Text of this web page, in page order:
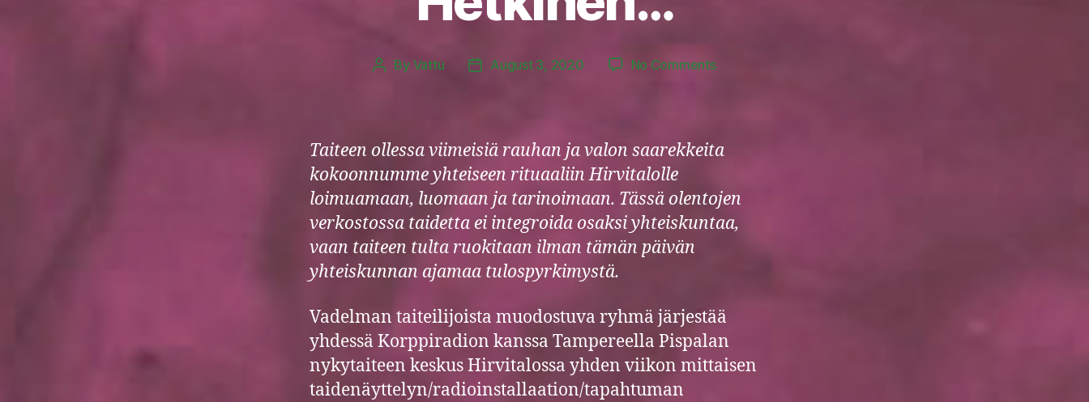
Post
By Vattu
PostAugust 3, 2020 No Commentson
Taiteen ollessa viimeisiä rauhan ja valon saarekkeita
kokoonnumme yhteiseen rituaaliin Hirvitalolle
loimuamaan, luomaan ja tarinoimaan. Tässä olentojen
verkostossa taidetta ei integroida osaksi yhteiskuntaa,
vaan taiteen tulta ruokitaan ilman tämän päivän
yhteiskunnan ajamaa tulospyrkimystä.
Vadelman taiteilijoista muodostuva ryhmä järjestää
yhdessä Korppiradion kanssa Tampereella Pispalan
nykytaiteen keskus Hirvitalossa yhden viikon mittaisen
taidenäyttelyn/radioinstallaation/tapahtuman